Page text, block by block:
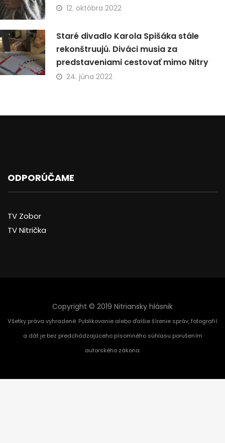
12. októbra 2022
Staré divadlo Karola Spišáka stále
rekonštruujú. Diváci musia za
predstaveniami cestovať mimo Nitry
24. júna 2022
ODPORÚČAME
TV Zobor
TV Nitrička
Copyright © 2019 Nitriansky hlásnik
Všetky práva vyhradené. Publikovanie alebo ďalšie šírenie správ, fotografií
a dát je bez predchádzajúceho písomného súhlasu porušením
autorského zákona.